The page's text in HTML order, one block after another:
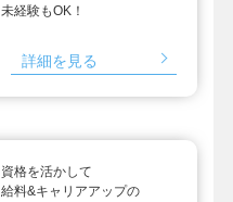
未経験もOK！
詳細を見る
資格を活かして
給料&キャリアアップの